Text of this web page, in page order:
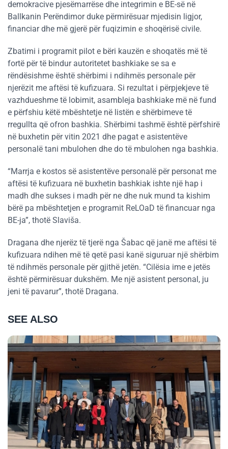
demokracive pjesëmarrëse dhe integrimin e BE-së në
Ballkanin Perëndimor duke përmirësuar mjedisin ligjor,
financiar dhe më gjerë për fuqizimin e shoqërisë civile.
Zbatimi i programit pilot e bëri kauzën e shoqatës më të
fortë për të bindur autoritetet bashkiake se sa e
rëndësishme është shërbimi i ndihmës personale për
njerëzit me aftësi të kufizuara. Si rezultat i përpjekjeve të
vazhdueshme të lobimit, asambleja bashkiake më në fund
e përfshiu këtë mbështetje në listën e shërbimeve të
rregullta që ofron bashkia. Shërbimi tashmë është përfshirë
në buxhetin për vitin 2021 dhe pagat e asistentëve
personalë tani mbulohen dhe do të mbulohen nga bashkia.
“Marrja e kostos së asistentëve personalë për personat me
aftësi të kufizuara në buxhetin bashkiak ishte një hap i
madh dhe sukses i madh për ne dhe nuk mund ta kishim
bërë pa mbështetjen e programit ReLOaD të financuar nga
BE-ja”, thotë Slaviša.
Dragana dhe njerëz të tjerë nga Šabac që janë me aftësi të
kufizuara ndihen më të qetë pasi kanë siguruar një shërbim
të ndihmës personale për gjithë jetën. “Cilësia ime e jetës
është përmirësuar dukshëm. Me një asistent personal, ju
jeni të pavarur”, thotë Dragana.
SEE ALSO